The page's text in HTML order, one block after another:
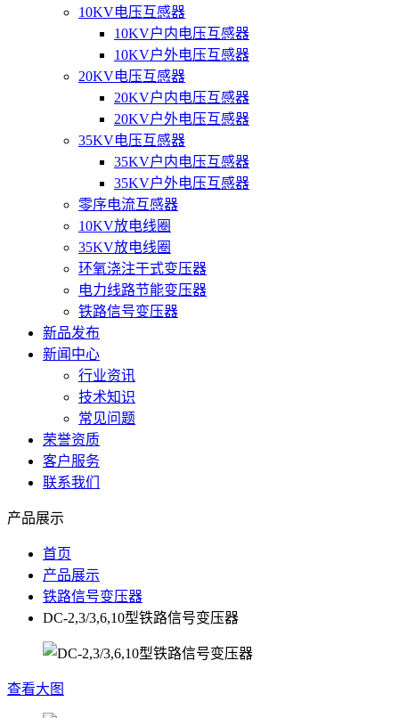
10KV电压互感器
10KV户内电压互感器
10KV户外电压互感器
20KV电压互感器
20KV户内电压互感器
20KV户外电压互感器
35KV电压互感器
35KV户内电压互感器
35KV户外电压互感器
零序电流互感器
10KV放电线圈
35KV放电线圈
环氧浇注干式变压器
电力线路节能变压器
铁路信号变压器
新品发布
新闻中心
行业资讯
技术知识
常见问题
荣誉资质
客户服务
联系我们
产品展示
首页
产品展示
铁路信号变压器
DC-2,3/3,6,10型铁路信号变压器
查看大图